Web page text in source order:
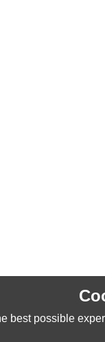
best possible